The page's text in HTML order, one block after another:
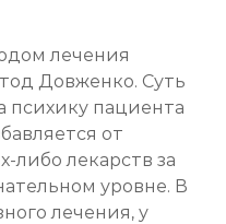
лечения
Довженко. Суть
психику пациента
от
либо лекарств за
уровне. В
лечения, у